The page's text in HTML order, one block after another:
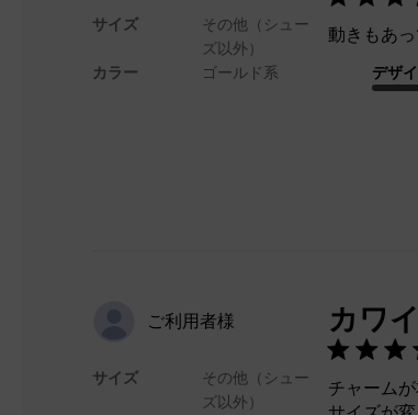
サイズ
カラー
その他（シュー
ズ以外）
ゴールド系
動きもあ
デザ
ご利用者様
サイズ
その他（シュー
ズ以外）
カワ
チャーム